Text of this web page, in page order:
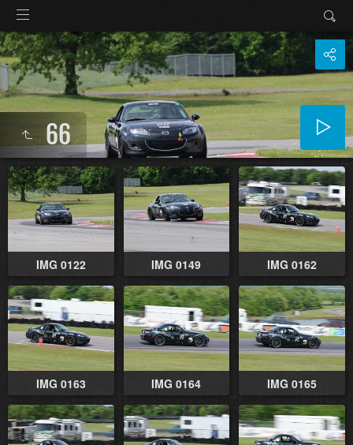
66
IMG 0122 IMG 0149 IMG 0162
IMG 0163 IMG 0164 IMG 0165